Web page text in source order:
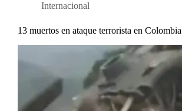
Internacional
13 muertos en ataque terrorista en Colombia